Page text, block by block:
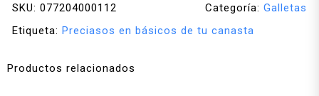
SKU: 077204000112 Categoría: Galletas
Etiqueta: Preciasos en básicos de tu canasta
Productos relacionados